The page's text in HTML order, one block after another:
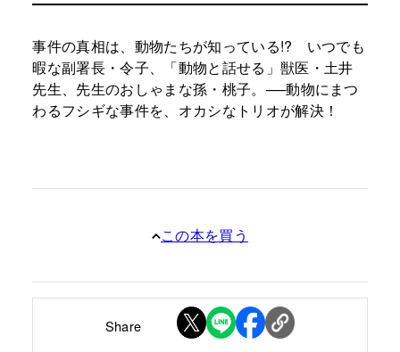
事件の真相は、動物たちが知っている!? いつでも
暇な副署長・令子、「動物と話せる」獣医・土井
先生、先生のおしゃまな孫・桃子。──動物にまつ
わるフシギな事件を、オカシなトリオが解決！
この本を買う
Share